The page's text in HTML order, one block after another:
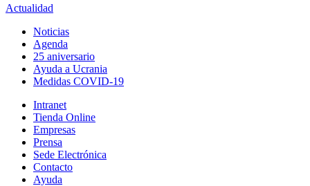
Actualidad
Noticias
Agenda
25 aniversario
Ayuda a Ucrania
Medidas COVID-19
Intranet
Tienda Online
Empresas
Prensa
Sede Electrónica
Contacto
Ayuda